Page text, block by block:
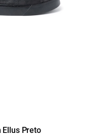
Ellus Preto